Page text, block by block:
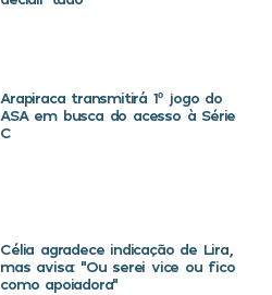
Arapiraca transmitirá 1º jogo do
ASA em busca do acesso à Série
C
Célia agradece indicação de Lira,
mas avisa: “Ou serei vice ou fico
como apoiadora”